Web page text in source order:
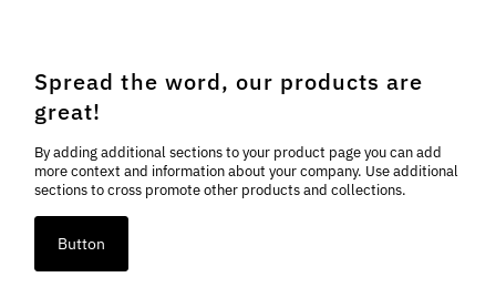
Spread the word, our products are
great!
By adding additional sections to your product page you can add
more context and information about your company. Use additional
sections to cross promote other products and collections.
Button